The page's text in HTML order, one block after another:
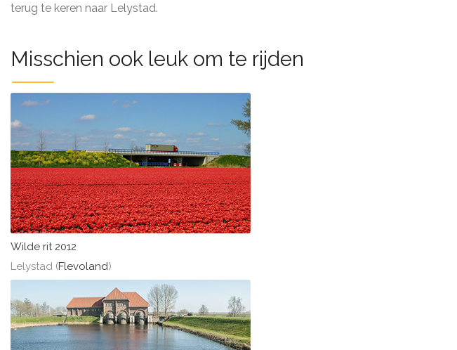
terug te keren naar Lelystad.
Misschien ook leuk om te rijden
Wilde rit 2012
Lelystad (Flevoland)